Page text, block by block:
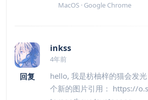
MacOS · Google Chrome
回复
inkss
4年前
hello, 我是枋柚梓的猫会发
个新的图片引用： https://